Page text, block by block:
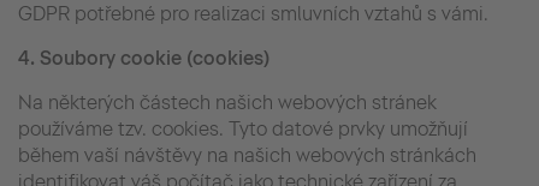
GDPR potřebné pro realizaci smluvních vztahů s vámi.
4. Soubory cookie (cookies)
Na některých částech našich webových stránek
používáme tzv. cookies. Tyto datové prvky umožňují
během vaší návštěvy na našich webových stránkách
identifikovat váš počítač jako technické zařízení za